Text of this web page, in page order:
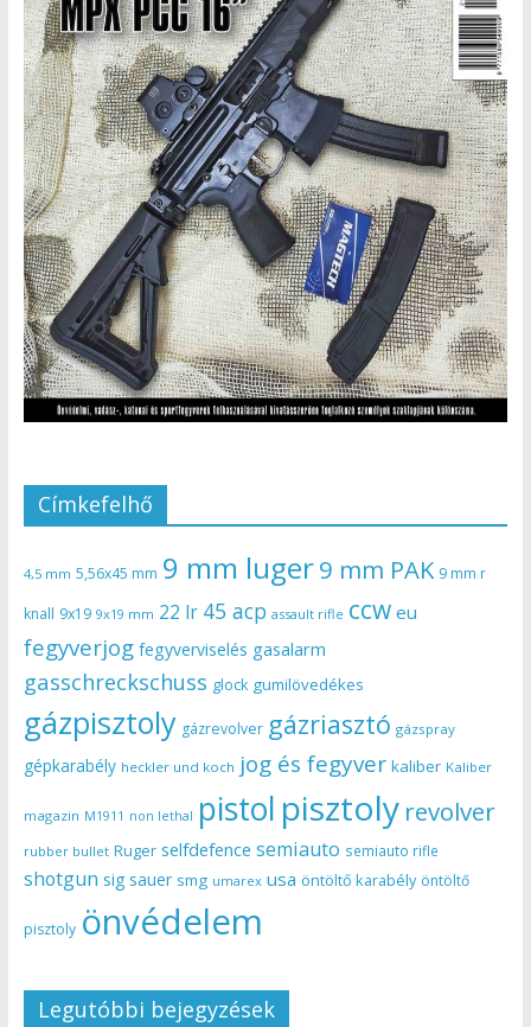
Címkefelhő
4,5 mm 5,56x45 mm 9 mm luger9 mm PAK 9 mm r
knall 9x19 9x19 mm 22 lr 45 acp assault rifle ccw eu
fegyverjog fegyverviselés gasalarm
gasschreckschuss glock gumilövedékes
gázpisztoly gázrevolver gázriasztó gázspray
gépkarabély heckler und koch jog és fegyver kaliber Kaliber
magazin M1911 non lethal pistol pisztoly revolver
rubber bullet Ruger selfdefence semiauto semiauto rifle
shotgun sig sauer smg umarex usa öntöltő karabély öntöltő
pisztoly önvédelem
Legutóbbi bejegyzések